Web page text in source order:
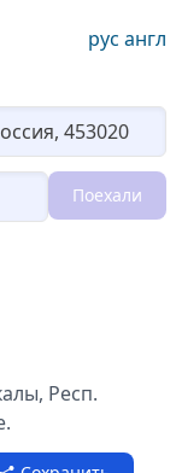
рус англ
Loading...
Поехали
Респ.